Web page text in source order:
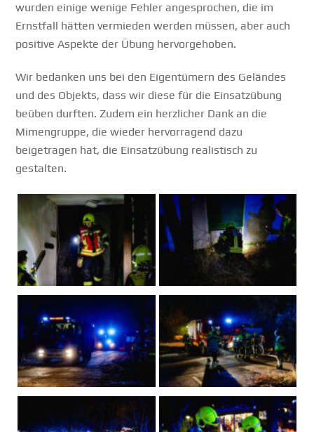
wurden einige wenige Fehler angesprochen, die im
Ernstfall hätten vermieden werden müssen, aber auch
positive Aspekte der Übung hervorgehoben.
Wir bedanken uns bei den Eigentümern des Geländes
und des Objekts, dass wir diese für die Einsatzübung
beüben durften. Zudem ein herzlicher Dank an die
Mimengruppe, die wieder hervorragend dazu
beigetragen hat, die Einsatzübung realistisch zu
gestalten.